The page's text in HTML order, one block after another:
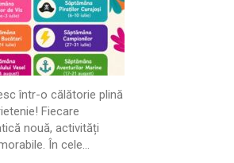
într-o călătorie plină
Fiecare
nouă, activități
În cele...